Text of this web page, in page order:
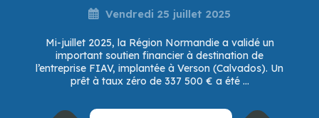
Vendredi 25 juillet 2025
Mi-juillet 2025, la Région Normandie a validé un
important soutien financier à destination de
l’entreprise FIAV, implantée à Verson (Calvados). Un
prêt à taux zéro de 337 500 € a été ...